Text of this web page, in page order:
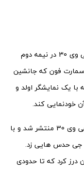
اعلام شده است که گوشی هوشمند ال جی وی 30 در نیمه دوم
اسمارت فون که جانشین
رود که با یک نمایشگر اولد و
خودنمایی کند.
به تازگی رندرهایی از گوشی هوشمند ال جی وی 30 منتشر شد و با
جی حدس هایی زد.
درز کرد که تا حدودی